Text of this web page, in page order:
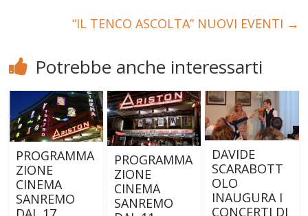
“IL TENCO ASCOLTA” NUOVI EVENTI →
Potrebbe anche interessarti
PROGRAMMA
ZIONE
CINEMA
SANREMO
PROGRAMMA
ZIONE
CINEMA
SANREMO
DAVIDE
SCARABOTT
OLO
INAUGURA I
CONCERTI DI